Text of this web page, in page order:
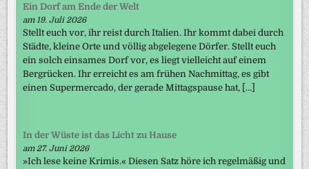
Ein Dorf am Ende der Welt
am 19. Juli 2026
Stellt euch vor, ihr reist durch Italien. Ihr kommt dabei durch
Städte, kleine Orte und völlig abgelegene Dörfer. Stellt euch
ein solch einsames Dorf vor, es liegt vielleicht auf einem
Bergrücken. Ihr erreicht es am frühen Nachmittag, es gibt
einen Supermercado, der gerade Mittagspause hat, […]
In der Wüste ist das Licht zu Hause
am 27. Juni 2026
»Ich lese keine Krimis.« Diesen Satz höre ich regelmäßig und